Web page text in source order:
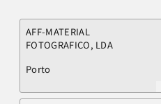
AFF-MATERIAL
FOTOGRAFICO, LDA
Porto